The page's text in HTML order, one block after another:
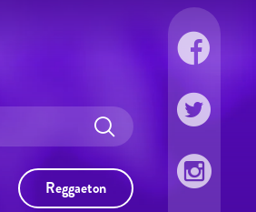
Reggaeton